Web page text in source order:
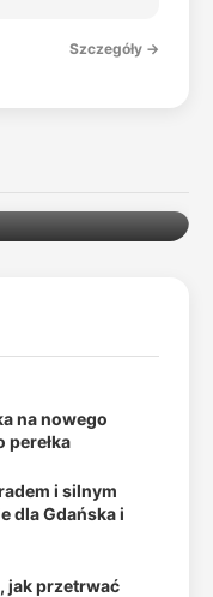
Szczegóły →
na nowego
perełka
i silnym
dla Gdańska i
jak przetrwać